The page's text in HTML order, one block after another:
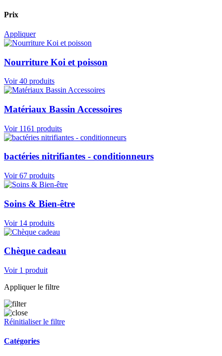
Prix
Appliquer
Nourriture Koi et poisson
Voir 40 produits
Matériaux Bassin Accessoires
Voir 1161 produits
bactéries nitrifiantes - conditionneurs
Voir 67 produits
Soins & Bien-être
Voir 14 produits
Chèque cadeau
Voir 1 produit
Appliquer le filtre
Réinitialiser le filtre
Catégories